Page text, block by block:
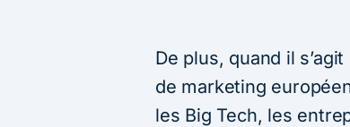
De plus, quand il
de marketing
les Big Tech, les